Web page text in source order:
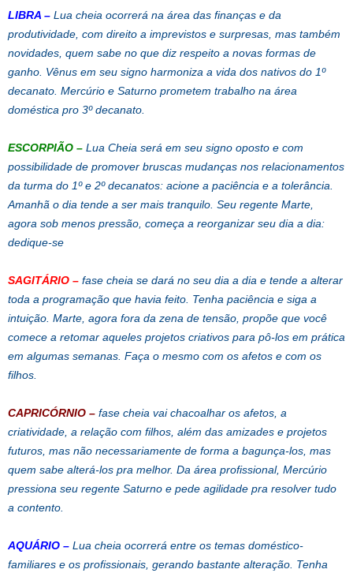
LIBRA – Lua cheia ocorrerá na área das finanças e da
produtividade, com direito a imprevistos e surpresas, mas também
novidades, quem sabe no que diz respeito a novas formas de
ganho. Vênus em seu signo harmoniza a vida dos nativos do 1º
decanato. Mercúrio e Saturno prometem trabalho na área
doméstica pro 3º decanato.
ESCORPIÃO – Lua Cheia será em seu signo oposto e com
possibilidade de promover bruscas mudanças nos relacionamentos
da turma do 1º e 2º decanatos: acione a paciência e a tolerância.
Amanhã o dia tende a ser mais tranquilo. Seu regente Marte,
agora sob menos pressão, começa a reorganizar seu dia a dia:
dedique-se
SAGITÁRIO – fase cheia se dará no seu dia a dia e tende a alterar
toda a programação que havia feito. Tenha paciência e siga a
intuição. Marte, agora fora da zena de tensão, propõe que você
comece a retomar aqueles projetos criativos para pô-los em prática
em algumas semanas. Faça o mesmo com os afetos e com os
filhos.
CAPRICÓRNIO – fase cheia vai chacoalhar os afetos, a
criatividade, a relação com filhos, além das amizades e projetos
futuros, mas não necessariamente de forma a bagunça-los, mas
quem sabe alterá-los pra melhor. Da área profissional, Mercúrio
pressiona seu regente Saturno e pede agilidade pra resolver tudo
a contento.
AQUÁRIO – Lua cheia ocorrerá entre os temas doméstico-
familiares e os profissionais, gerando bastante alteração. Tenha